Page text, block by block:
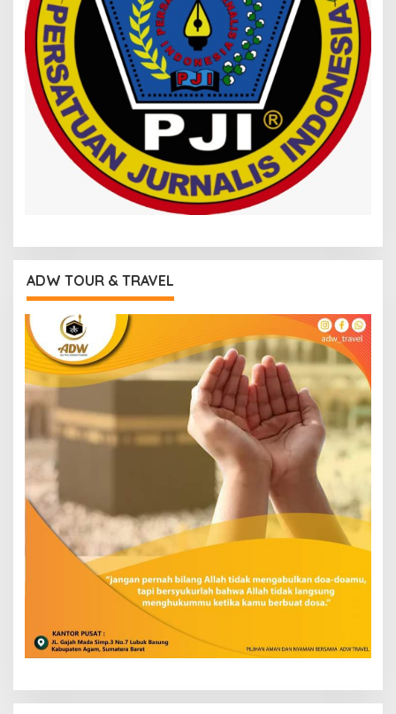
ADW TOUR & TRAVEL